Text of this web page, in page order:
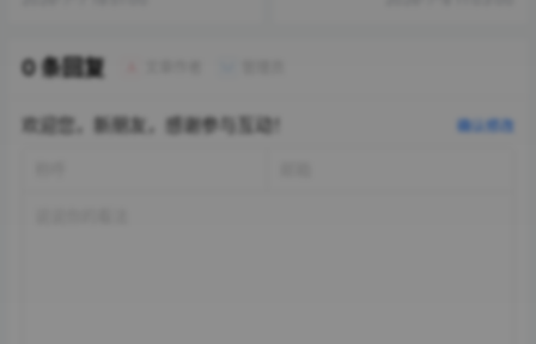
0 条回复
欢迎您，新朋友，感谢参与互动！ 确认修改